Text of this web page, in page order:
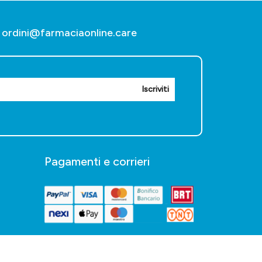
ordini@farmaciaonline.care
Iscriviti
Pagamenti e corrieri